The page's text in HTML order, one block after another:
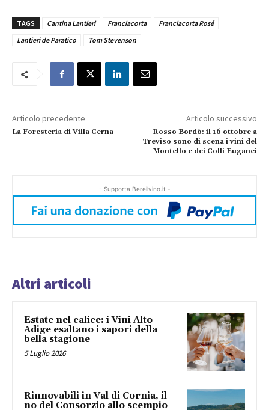
TAGS Cantina Lantieri Franciacorta
Franciacorta Rosé
Lantieri de Paratico
Tom Stevenson
Articolo precedente
La Foresteria di Villa Cerna
Articolo successivo
Rosso Bordò: il 16 ottobre a
Treviso sono di scena i vini del
Montello e dei Colli Euganei
- Supporta Bereilvino.it -
Altri articoli
Estate nel calice: i Vini Alto
Adige esaltano i sapori della
bella stagione
5 Luglio 2026
Rinnovabili in Val di Cornia, il
no del Consorzio allo scempio